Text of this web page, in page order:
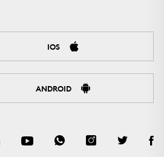
IOS
ANDROID